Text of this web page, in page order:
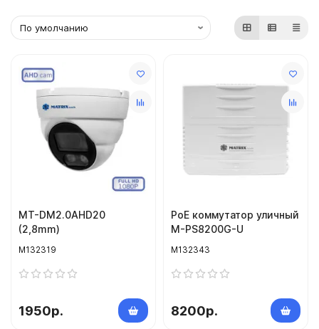
MT-DM2.0AHD20
(2,8mm)
M132319
1950р.
PoE коммутатор уличный
M-PS8200G-U
M132343
8200р.